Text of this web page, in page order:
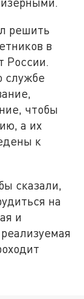
решить
в
России.
службе
чтобы
а их
к
сказали,
на
и